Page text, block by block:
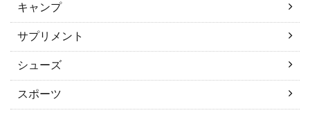
キャンプ
サプリメント
シューズ
スポーツ